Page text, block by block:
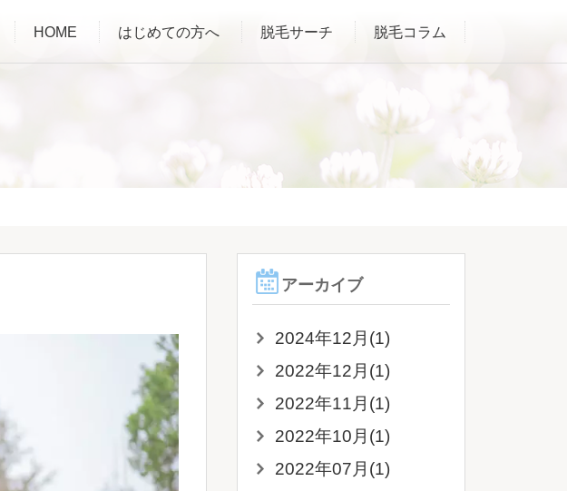
HOME はじめての方へ 脱毛サーチ 脱毛コラム
アーカイブ
2024年12月(1)
2022年12月(1)
2022年11月(1)
2022年10月(1)
2022年07月(1)